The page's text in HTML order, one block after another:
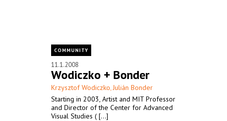
COMMUNITY
11.1.2008
Wodiczko + Bonder
Krzysztof Wodiczko, Julián Bonder
Starting in 2003, Artist and MIT Professor
and Director of the Center for Advanced
Visual Studies ( [...]